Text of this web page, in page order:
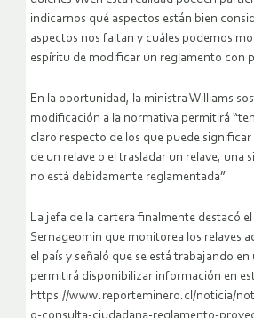
indicarnos qué aspectos están bien
aspectos nos faltan y cuáles podemos
espíritu de modificar un reglamento con
En la oportunidad, la ministra Williams
modificación a la normativa permitirá
claro respecto de los que puede
de un relave o el trasladar un relave, una
no está debidamente reglamentada”.
La jefa de la cartera finalmente destacó
Sernageomin que monitorea los relaves
el país y señaló que se está trabajando
permitirá disponibilizar información en
https://www.reporteminero.cl/noticia/